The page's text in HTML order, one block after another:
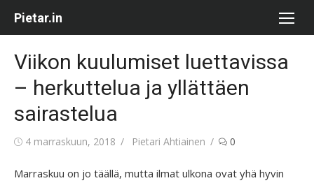
Pietar.in
Viikon kuulumiset luettavissa
– herkuttelua ja yllättäen
sairastelua
Posted
4 marraskuun, 2018 Author
Pietari Ahtiainen 0
Marraskuu on jo täällä, mutta ilmat ulkona ovat yhä hyvin